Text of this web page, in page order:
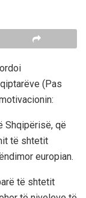
(Pas
Shqipërisë, që
të shtetit
europian.
të shtetit